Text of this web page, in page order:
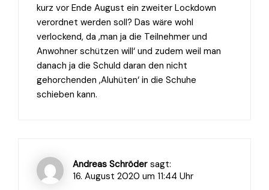
kurz vor Ende August ein zweiter Lockdown
verordnet werden soll? Das wäre wohl
verlockend, da ‚man ja die Teilnehmer und
Anwohner schützen will‘ und zudem weil man
danach ja die Schuld daran den nicht
gehorchenden ‚Aluhüten‘ in die Schuhe
schieben kann.
Andreas Schröder sagt:
16. August 2020 um 11:44 Uhr